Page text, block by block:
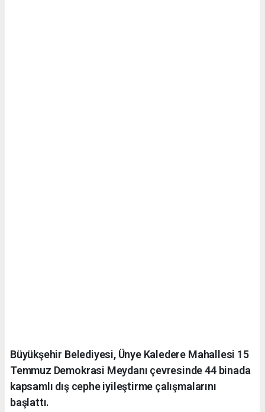
Büyükşehir Belediyesi, Ünye Kaledere Mahallesi 15
Temmuz Demokrasi Meydanı çevresinde 44 binada
kapsamlı dış cephe iyileştirme çalışmalarını
başlattı.